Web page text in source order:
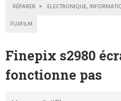
RÉPARER ELECTRONIQUE,
FUJIFILM
Finepix s2980
fonctionne pas